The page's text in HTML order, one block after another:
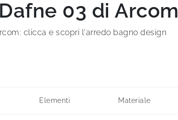
03 di Arcom
clicca e scopri l'arredo bagno design
Elementi Materiale